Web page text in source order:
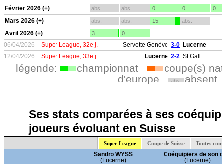
Février 2026 (+) abs. abs. 0 0 0
Mars 2026 (+) abs. abs. 15 abs.
Avril 2026 (+) 3 0
06/04/2026 Super League, 32e j. Servette Genève 3-0 Lucerne
12/04/2026
Super League, 33e j. Lucerne 2-2 St Gall
légende: championnat
coupe(s)
d'europe
abs. absent
Ses stats comparées à ses
joueurs évoluant en Suisse
Super League Coupe de Suisse Toutes
Sandro WYSS
(Lucerne)
Coéquipiers de son
(Lucerne)